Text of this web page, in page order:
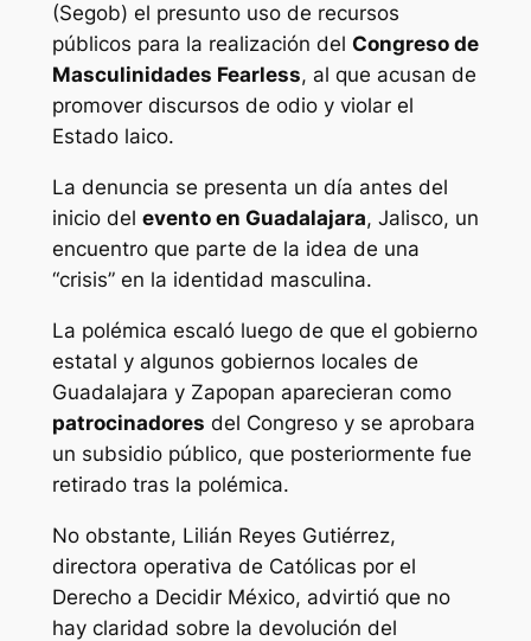
(Segob) el presunto uso de recursos
públicos para la realización del Congreso de
Masculinidades Fearless, al que acusan de
promover discursos de odio y violar el
Estado laico.
La denuncia se presenta un día antes del
inicio del evento en Guadalajara, Jalisco, un
encuentro que parte de la idea de una
“crisis” en la identidad masculina.
La polémica escaló luego de que el gobierno
estatal y algunos gobiernos locales de
Guadalajara y Zapopan aparecieran como
patrocinadores del Congreso y se aprobara
un subsidio público, que posteriormente fue
retirado tras la polémica.
No obstante, Lilián Reyes Gutiérrez,
directora operativa de Católicas por el
Derecho a Decidir México, advirtió que no
hay claridad sobre la devolución del